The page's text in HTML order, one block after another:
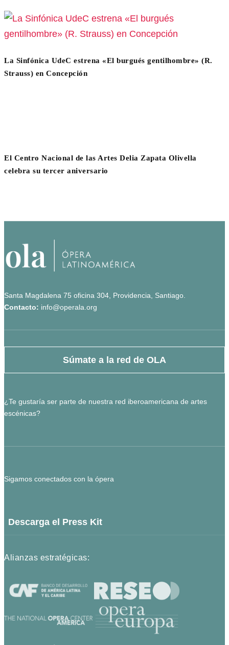
La Sinfónica UdeC estrena «El burgués gentilhombre» (R.
Strauss) en Concepción
El Centro Nacional de las Artes Delia Zapata Olivella
celebra su tercer aniversario
Santa Magdalena 75 oficina 304, Providencia, Santiago.
Contacto: info@operala.org
Súmate a la red de OLA
¿Te gustaría ser parte de nuestra red iberoamericana de artes
escénicas?
Sigamos conectados con la ópera
Descarga el Press Kit
Alianzas estratégicas: